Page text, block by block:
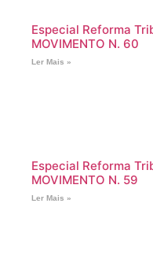
Especial Reforma
MOVIMENTO N. 60
Ler Mais »
Especial Reforma
MOVIMENTO N. 59
Ler Mais »